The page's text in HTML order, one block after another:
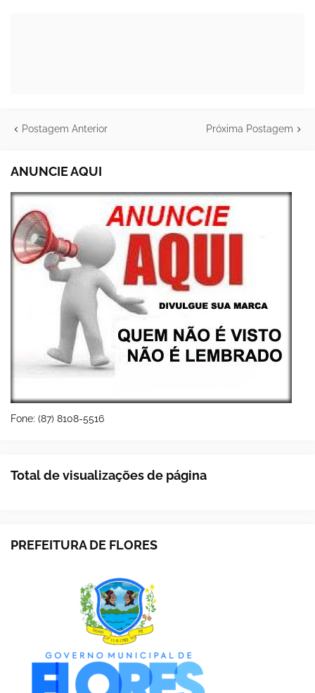
Postagem Anterior Próxima Postagem
ANUNCIE AQUI
Fone: (87) 8108-5516
Total de visualizações de página
PREFEITURA DE FLORES